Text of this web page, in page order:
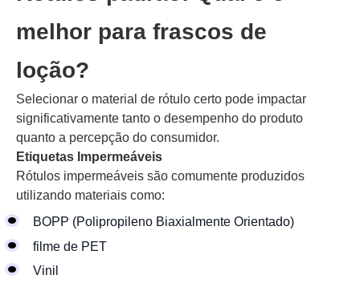
melhor para frascos de
loção?
Selecionar o material de rótulo certo pode impactar
significativamente tanto o desempenho do produto
quanto a percepção do consumidor.
Etiquetas Impermeáveis
Rótulos impermeáveis são comumente produzidos
utilizando materiais como:
BOPP (Polipropileno Biaxialmente Orientado)
filme de PET
Vinil